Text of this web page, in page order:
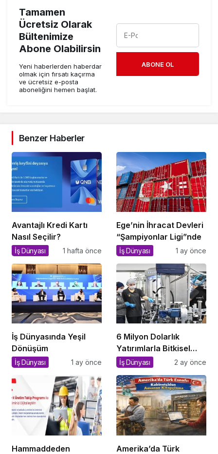
Tamamen
Ücretsiz Olarak
Bültenimize
Abone Olabilirsin
Yeni haberlerden haberdar
olmak için fırsatı kaçırma
ve ücretsiz e-posta
aboneliğini hemen başlat.
ABONE OL
Benzer Haberler
Avantajlı Kredi Kartı
Nasıl Seçilir?
İş Dünyası 1 hafta önce
Ege’nin İhracat Devleri
“Şampiyonlar Ligi”nde
İş Dünyası 1 ay önce
İş Dünyasında Yeşil
Dönüşüm
İş Dünyası 1 ay önce
6 Milyon Dolarlık
Yatırımlarla Bitkisel
İthalata Savaş Açan
İş Dünyası 2 ay önce
Hammaddeden
Amerika’da Türk